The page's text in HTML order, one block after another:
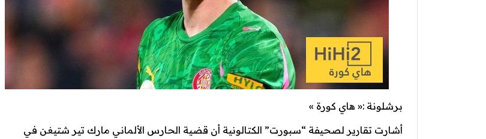
برشلونة :« هاي كورة »
أشارت تقارير لصحيفة “سبورت” الكتالونية أن قضية الحارس الألماني مارك تير شتيغن في